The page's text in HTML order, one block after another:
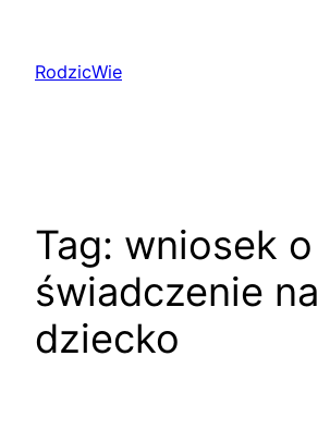
treściRodzicWie
Tag: wniosek o
świadczenie na
dziecko